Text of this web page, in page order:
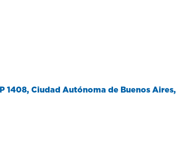
1408, Ciudad Autónoma de Buenos